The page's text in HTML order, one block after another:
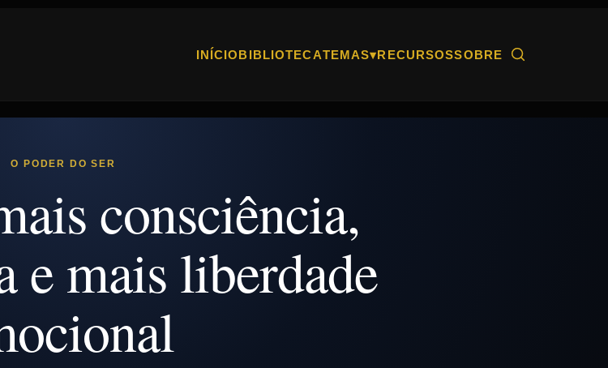
INÍCIOBIBLIOTECATEMAS▾RECURSOSSOBRE Abrir busca
O PODER DO SER
consciência,
e mais liberdade